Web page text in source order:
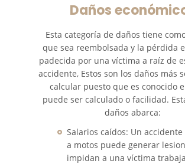
Daños
Esta categoría de daños tiene
que sea reembolsada y la pérdida
padecida por una víctima a raíz de
accidente, Estos son los daños más
calcular puesto que es conocido
puede ser calculado o facilidad.
daños abarca:
Salarios caídos: Un
a motos puede generar
impidan a una víctima